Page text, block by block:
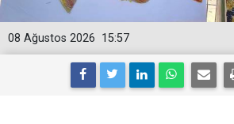
15:57
08 Ağustos 2026